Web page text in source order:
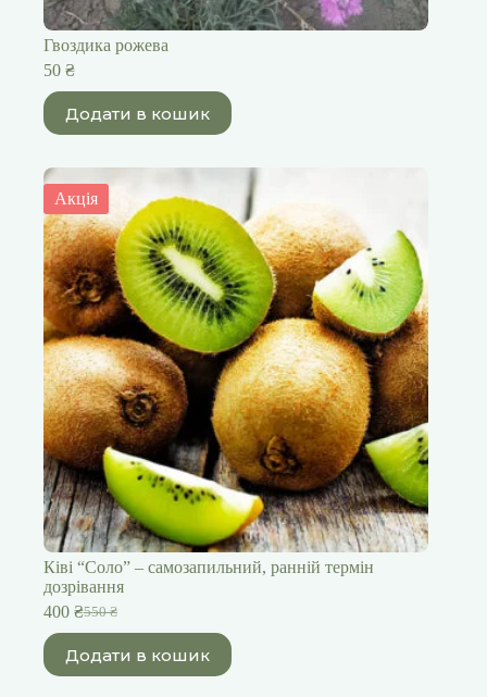
Гвоздика рожева
50 ₴
Додати в кошик
Акція
Ківі “Cоло” – самозапильний, ранній термін
дозрівання
550₴
Оригінальна
550 ₴.
400 ₴Поточна
400 ₴.
Додати в кошик